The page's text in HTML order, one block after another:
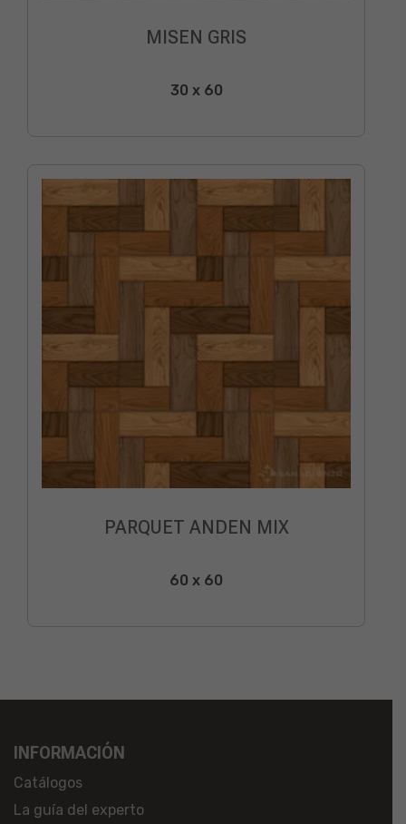
MISEN GRIS
30 x 60
PARQUET ANDEN MIX
60 x 60
INFORMACIÓN
Catálogos
La guía del experto